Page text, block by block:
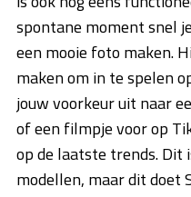
spontane moment snel
een mooie foto maken.
maken om in te spelen
jouw voorkeur uit naar
of een filmpje voor op
op de laatste trends. Dit
modellen, maar dit doet